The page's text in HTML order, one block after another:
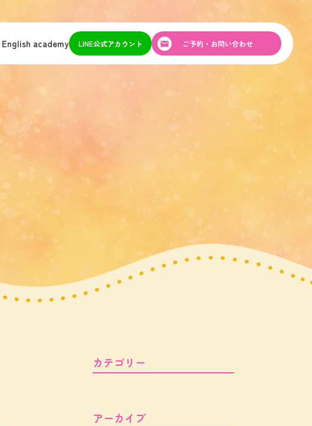
English academy LINE公式アカウント ご予約・お問い合わせ
カテゴリー
アーカイブ